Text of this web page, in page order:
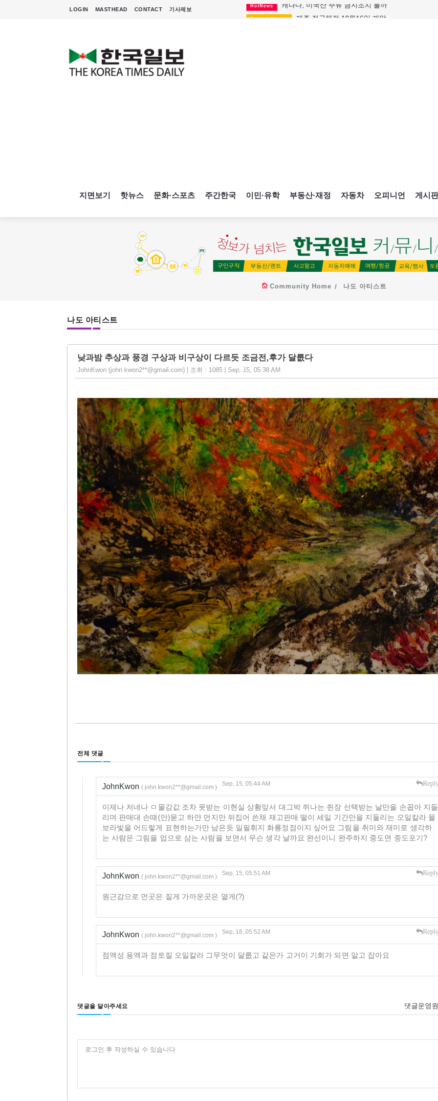
LOGIN MASTHEAD CONTACT 기사제보 CultureSports 제주 전국체전 10월16일 개막
지면보기 핫뉴스 문화·스포츠 주간한국 이민·유학 부동산·재정 자동차 오피니언 게시판
Community Home 나도 아티스트
나도 아티스트
낮과밤 추상과 풍경 구상과 비구상이 다르듯 조금전,후가 달릆다
JohnKwon (john.kwon2**@gmail.com) | 조회 : 1085 | Sep, 15, 05:38 AM
전체 댓글
JohnKwon ( john.kwon2**@gmail.com ) Sep, 15, 05:44 AM
이제나 저네나 ㅁ물감값 조차 못받는 이현실 상황앞서 대그박 쥐나는 쥔장 선택받는 날만을 손꼽아 지들
리며 판매대 손때(안)묻고 하얀 먼지만 뒤집어 쓴채 재고판매 떨이 세일 기간만을 지둘리는 오일칼라 물
보라빛을 어드렇게 표현하는가만 남은듯 일필휘지 화룡정점이지 싶어요 그림을 취미와 재미로 생각하
는 사람은 그림을 업으로 삼는 사람을 보면서 무슨 생각 날까요 완선이니 완주하지 중도면 중도포기?
JohnKwon ( john.kwon2**@gmail.com ) Sep, 15, 05:51 AM
원근감으로 먼곳은 짙게 가까운곳은 옅게(?)
JohnKwon ( john.kwon2**@gmail.com ) Sep, 16, 05:52 AM
점액성 용액과 점토질 오일칼라 그무엇이 달릆고 같은가 고거이 기회가 되면 알고 잡아요
댓글을 달아주세요 댓글운영
로그인 후 작성하실 수 있습니다